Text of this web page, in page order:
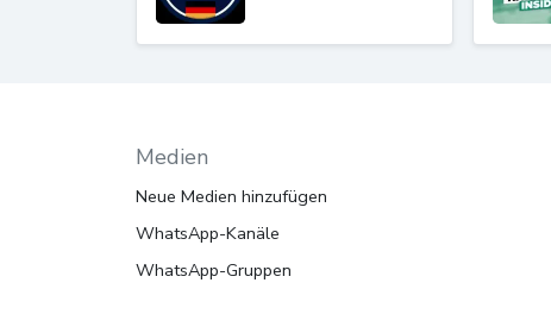
Medien
Neue Medien hinzufügen
WhatsApp-Kanäle
WhatsApp-Gruppen